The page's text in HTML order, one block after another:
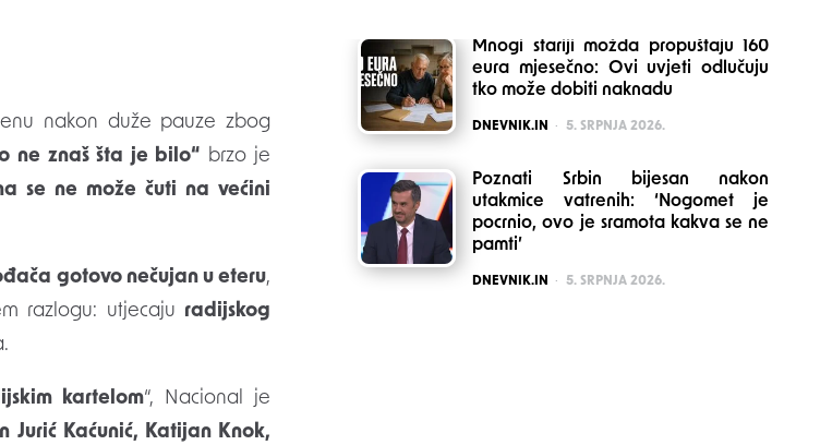
nakon duže pauze zbog
ne znaš šta je bilo“ brzo je
se ne može čuti na većini
gotovo nečujan u eteru,
razlogu: utjecaju radijskog
kartelom“, Nacional je
Jurić Kaćunić, Katijan Knok,
Mnogi stariji možda propuštaju 160
eura mjesečno: Ovi uvjeti odlučuju
tko može dobiti naknadu
POSTED
DNEVNIK.IN 5. SRPNJA 2026.
Poznati Srbin bijesan nakon
utakmice vatrenih: ‘Nogomet je
pocrnio, ovo je sramota kakva se ne
pamti’
POSTED
DNEVNIK.IN 5. SRPNJA 2026.